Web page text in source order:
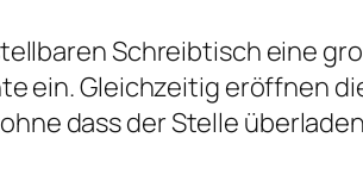
Schreibtisch eine
ein. Gleichzeitig eröffnen
dass der Stelle